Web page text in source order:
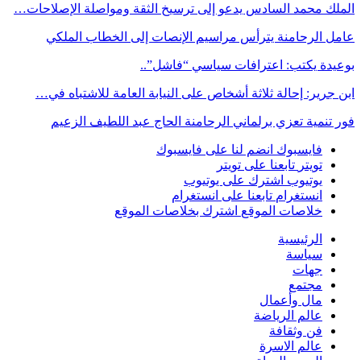
الملك محمد السادس يدعو إلى ترسيخ الثقة ومواصلة الإصلاحات…
عامل الرحامنة يترأس مراسيم الإنصات إلى الخطاب الملكي
بوعيدة يكتب: اعترافات سياسي “فاشل”..
ابن جرير: إحالة ثلاثة أشخاص على النيابة العامة للاشتباه في…
فور تنمية تعزي برلماني الرحامنة الحاج عبد اللطيف الزعيم
فايسبوك انضم لنا على فايسبوك
تويتر تابعنا على تويتر
يوتيوب اشترك على يوتيوب
انستغرام تابعنا على انستغرام
خلاصات الموقع اشترك بخلاصات الموقع
الرئيسية
سياسة
جهات
مجتمع
مال وأعمال
عالم الرياضة
فن وثقافة
عالم الاسرة